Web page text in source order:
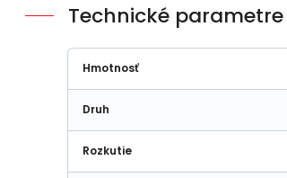
Technické parametre
Hmotnosť
Druh
Rozkutie